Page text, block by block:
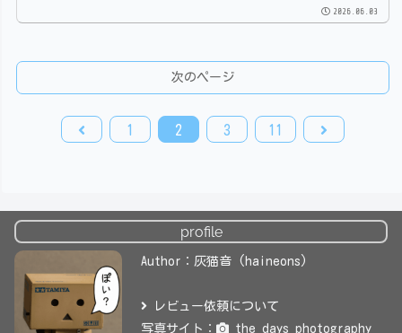
2026.06.03
次のページ
前
1 2 3 11
次
profile
Author：灰猫音 (haineons)
レビュー依頼について
写真サイト：
the days photography